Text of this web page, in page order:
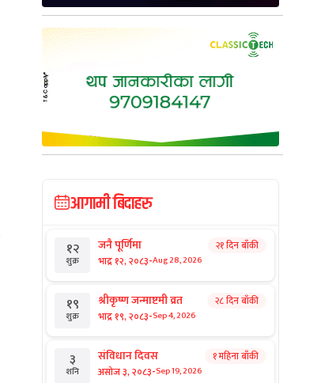
आगामी बिदाहरु
१२
शुक्र
जनै पूर्णिमा
भाद्र १२, २०८३-Aug 28, 2026
२१ दिन बाँकी
१९
शुक्र
श्रीकृष्ण जन्माष्टमी व्रत
भाद्र १९, २०८३-Sep 4, 2026
२८ दिन बाँकी
३
शनि
संविधान दिवस
असोज ३, २०८३-Sep 19, 2026
१ महिना बाँकी